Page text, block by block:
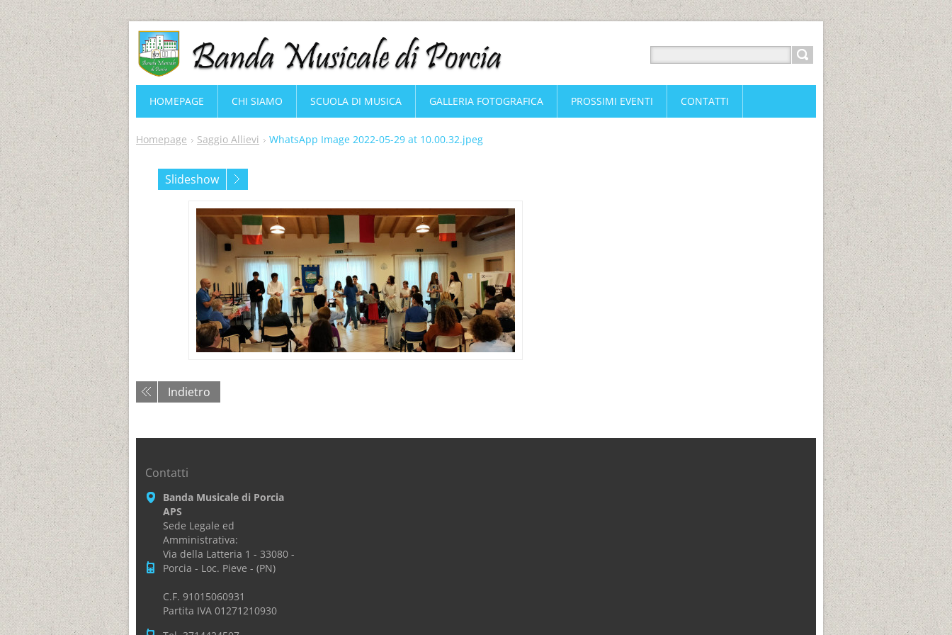
Homepage Saggio Allievi WhatsApp Image 2022-05-29 at 10.00.32.jpeg
Slideshow
Indietro
HOMEPAGE CHI SIAMO SCUOLA DI MUSICA GALLERIA FOTOGRAFICA PROSSIMI EVENTI CONTATTI
Contatti
Banda Musicale di Porcia
APS
Sede Legale ed
Amministrativa:
Via della Latteria 1 - 33080 -
Porcia - Loc. Pieve - (PN)
C.F. 91015060931
Partita IVA 01271210930